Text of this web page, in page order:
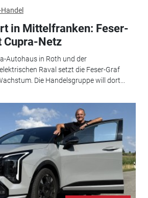
in Mittelfranken: Feser-
Cupra-Netz
Autohaus in Roth und der
Raval setzt die Feser-Graf
Die Handelsgruppe will dort...